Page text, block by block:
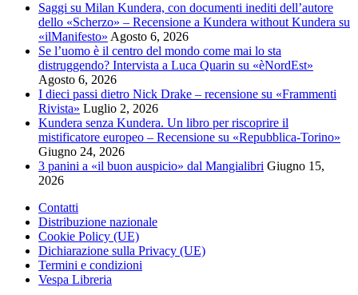
Saggi su Milan Kundera, con documenti inediti dell’autore
dello «Scherzo» – Recensione a Kundera without Kundera su
«ilManifesto» Agosto 6, 2026
Se l’uomo è il centro del mondo come mai lo sta
distruggendo? Intervista a Luca Quarin su «èNordEst»
Agosto 6, 2026
I dieci passi dietro Nick Drake – recensione su «Frammenti
Rivista» Luglio 2, 2026
Kundera senza Kundera. Un libro per riscoprire il
mistificatore europeo – Recensione su «Repubblica-Torino»
Giugno 24, 2026
3 panini a «il buon auspicio» dal Mangialibri Giugno 15,
2026
Contatti
Distribuzione nazionale
Cookie Policy (UE)
Dichiarazione sulla Privacy (UE)
Termini e condizioni
Vespa Libreria